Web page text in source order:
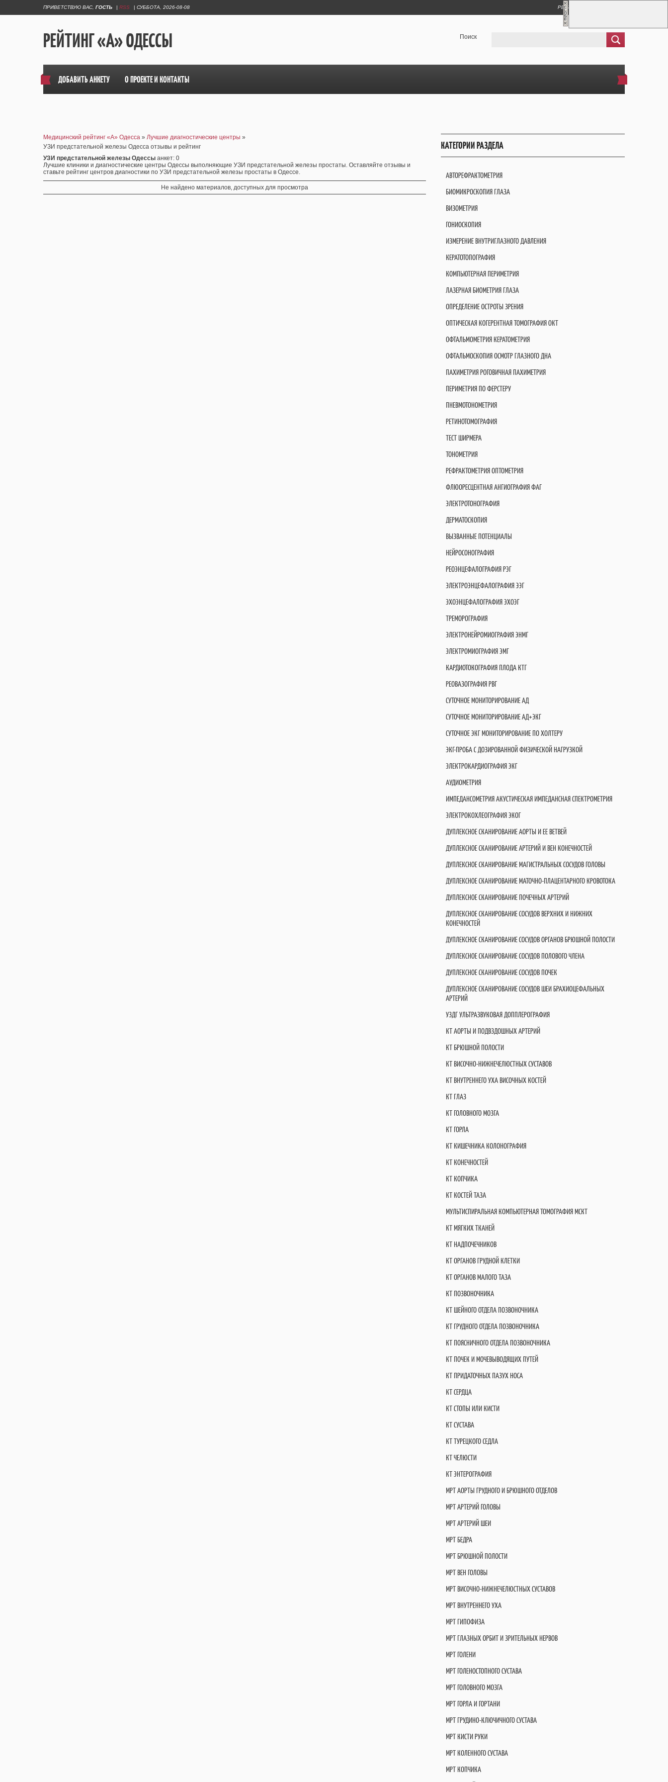
ПРИВЕТСТВУЮ ВАС ГОСТЬ | RSS | СУББОТА, 2026-08-08 РЕГИСТРАЦИЯ
РЕЙТИНГ «А» ОДЕССЫ Поиск
ДОБАВИТЬ АНКЕТУ О ПРОЕКТЕ И КОНТАКТЫ
Медицинский рейтинг «А» Одесса » Лучшие диагностические центры »
УЗИ предстательной железы Одесса отзывы и рейтинг
УЗИ предстательной железы Одессы анкет: 0
Лучшие клиники и диагностические центры Одессы выполняющие УЗИ предстательной железы простаты. Оставляйте отзывы и
ставьте рейтинг центров диагностики по УЗИ предстательной железы простаты в Одессе.
Не найдено материалов, доступных для просмотра
КАТЕГОРИИ РАЗДЕЛА
АВТОРЕФРАКТОМЕТРИЯ
БИОМИКРОСКОПИЯ ГЛАЗА
ВИЗОМЕТРИЯ
ГОНИОСКОПИЯ
ИЗМЕРЕНИЕ ВНУТРИГЛАЗНОГО ДАВЛЕНИЯ
КЕРАТОТОПОГРАФИЯ
КОМПЬЮТЕРНАЯ ПЕРИМЕТРИЯ
ЛАЗЕРНАЯ БИОМЕТРИЯ ГЛАЗА
ОПРЕДЕЛЕНИЕ ОСТРОТЫ ЗРЕНИЯ
ОПТИЧЕСКАЯ КОГЕРЕНТНАЯ ТОМОГРАФИЯ OКT
ОФТАЛЬМОМЕТРИЯ КЕРАТОМЕТРИЯ
ОФТАЛЬМОСКОПИЯ ОСМОТР ГЛАЗНОГО ДНА
ПАХИМЕТРИЯ РОГОВИЧНАЯ ПАХИМЕТРИЯ
ПЕРИМЕТРИЯ ПО ФЕРСТЕРУ
ПНЕВМОТОНОМЕТРИЯ
РЕТИНОТОМОГРАФИЯ
ТЕСТ ШИРМЕРА
ТОНОМЕТРИЯ
РЕФРАКТОМЕТРИЯ ОПТОМЕТРИЯ
ФЛЮОРЕСЦЕНТНАЯ АНГИОГРАФИЯ ФАГ
ЭЛЕКТРОТОНОГРАФИЯ
ДЕРМАТОСКОПИЯ
ВЫЗВАННЫЕ ПОТЕНЦИАЛЫ
НЕЙРОСОНОГРАФИЯ
РЕОЭНЦЕФАЛОГРАФИЯ РЭГ
ЭЛЕКТРОЭНЦЕФАЛОГРАФИЯ ЭЭГ
ЭХОЭНЦЕФАЛОГРАФИЯ ЭХОЭГ
ТРЕМОРОГРАФИЯ
ЭЛЕКТРОНЕЙРОМИОГРАФИЯ ЭНМГ
ЭЛЕКТРОМИОГРАФИЯ ЭМГ
КАРДИОТОКОГРАФИЯ ПЛОДА КТГ
РЕОВАЗОГРАФИЯ РВГ
СУТОЧНОЕ МОНИТОРИРОВАНИЕ АД
СУТОЧНОЕ МОНИТОРИРОВАНИЕ АД+ЭКГ
СУТОЧНОЕ ЭКГ МОНИТОРИРОВАНИЕ ПО ХОЛТЕРУ
ЭКГ-ПРОБА С ДОЗИРОВАННОЙ ФИЗИЧЕСКОЙ НАГРУЗКОЙ
ЭЛЕКТРОКАРДИОГРАФИЯ ЭКГ
АУДИОМЕТРИЯ
ИМПЕДАНСОМЕТРИЯ АКУСТИЧЕСКАЯ ИМПЕДАНСНАЯ СПЕКТРОМЕТРИЯ
ЭЛЕКТРОКОХЛЕОГРАФИЯ ЭКОГ
ДУПЛЕКСНОЕ СКАНИРОВАНИЕ АОРТЫ И ЕЕ ВЕТВЕЙ
ДУПЛЕКСНОЕ СКАНИРОВАНИЕ АРТЕРИЙ И ВЕН КОНЕЧНОСТЕЙ
ДУПЛЕКСНОЕ СКАНИРОВАНИЕ МАГИСТРАЛЬНЫХ СОСУДОВ ГОЛОВЫ
ДУПЛЕКСНОЕ СКАНИРОВАНИЕ МАТОЧНО-ПЛАЦЕНТАРНОГО КРОВОТОКА
ДУПЛЕКСНОЕ СКАНИРОВАНИЕ ПОЧЕЧНЫХ АРТЕРИЙ
ДУПЛЕКСНОЕ СКАНИРОВАНИЕ СОСУДОВ ВЕРХНИХ И НИЖНИХ
КОНЕЧНОСТЕЙ
ДУПЛЕКСНОЕ СКАНИРОВАНИЕ СОСУДОВ ОРГАНОВ БРЮШНОЙ ПОЛОСТИ
ДУПЛЕКСНОЕ СКАНИРОВАНИЕ СОСУДОВ ПОЛОВОГО ЧЛЕНА
ДУПЛЕКСНОЕ СКАНИРОВАНИЕ СОСУДОВ ПОЧЕК
ДУПЛЕКСНОЕ СКАНИРОВАНИЕ СОСУДОВ ШЕИ БРАХИОЦЕФАЛЬНЫХ
АРТЕРИЙ
УЗДГ УЛЬТРАЗВУКОВАЯ ДОППЛЕРОГРАФИЯ
КТ АОРТЫ И ПОДВЗДОШНЫХ АРТЕРИЙ
КТ БРЮШНОЙ ПОЛОСТИ
КТ ВИСОЧНО-НИЖНЕЧЕЛЮСТНЫХ СУСТАВОВ
КТ ВНУТРЕННЕГО УХА ВИСОЧНЫХ КОСТЕЙ
КТ ГЛАЗ
КТ ГОЛОВНОГО МОЗГА
КТ ГОРЛА
КТ КИШЕЧНИКА КОЛОНОГРАФИЯ
КТ КОНЕЧНОСТЕЙ
КТ КОПЧИКА
КТ КОСТЕЙ ТАЗА
МУЛЬТИСПИРАЛЬНАЯ КОМПЬЮТЕРНАЯ ТОМОГРАФИЯ МСКТ
КТ МЯГКИХ ТКАНЕЙ
КТ НАДПОЧЕЧНИКОВ
КТ ОРГАНОВ ГРУДНОЙ КЛЕТКИ
КТ ОРГАНОВ МАЛОГО ТАЗА
КТ ПОЗВОНОЧНИКА
КТ ШЕЙНОГО ОТДЕЛА ПОЗВОНОЧНИКА
КТ ГРУДНОГО ОТДЕЛА ПОЗВОНОЧНИКА
КТ ПОЯСНИЧНОГО ОТДЕЛА ПОЗВОНОЧНИКА
КТ ПОЧЕК И МОЧЕВЫВОДЯЩИХ ПУТЕЙ
КТ ПРИДАТОЧНЫХ ПАЗУХ НОСА
КТ СЕРДЦА
КТ СТОПЫ ИЛИ КИСТИ
КТ СУСТАВА
КТ ТУРЕЦКОГО СЕДЛА
КТ ЧЕЛЮСТИ
КТ ЭНТЕРОГРАФИЯ
МРТ АОРТЫ ГРУДНОГО И БРЮШНОГО ОТДЕЛОВ
МРТ АРТЕРИЙ ГОЛОВЫ
МРТ АРТЕРИЙ ШЕИ
МРТ БЕДРА
МРТ БРЮШНОЙ ПОЛОСТИ
МРТ ВЕН ГОЛОВЫ
МРТ ВИСОЧНО-НИЖНЕЧЕЛЮСТНЫХ СУСТАВОВ
МРТ ВНУТРЕННЕГО УХА
МРТ ГИПОФИЗА
МРТ ГЛАЗНЫХ ОРБИТ И ЗРИТЕЛЬНЫХ НЕРВОВ
МРТ ГОЛЕНИ
МРТ ГОЛЕНОСТОПНОГО СУСТАВА
МРТ ГОЛОВНОГО МОЗГА
МРТ ГОРЛА И ГОРТАНИ
МРТ ГРУДИНО-КЛЮЧИЧНОГО СУСТАВА
МРТ КИСТИ РУКИ
МРТ КОЛЕННОГО СУСТАВА
МРТ КОПЧИКА